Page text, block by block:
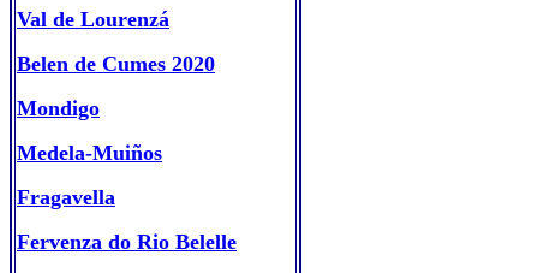
Val de Lourenzá
Belen de Cumes 2020
Mondigo
Medela-Muiños
Fragavella
Fervenza do Rio Belelle